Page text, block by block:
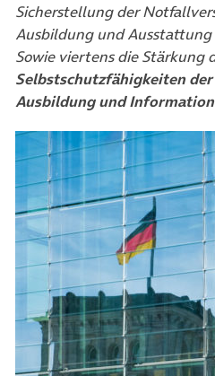
Sicherstellung der
Ausbildung und
Sowie viertens die Stärkung
Selbstschutzfähigkeiten
Ausbildung und